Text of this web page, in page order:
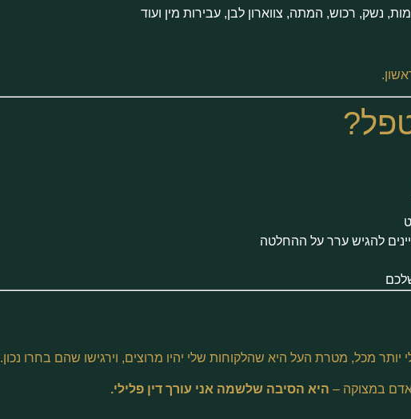
נשק, רכוש, המתה, צווארון לבן, עבירות מין ועוד
להגיש ערר על ההחלטה
מכל, מטרת העל היא שהלקוחות שלי יהיו מרוצים, וירגישו שהם בחרו נכון.
במצוקה – היא הסיבה שלשמה אני עורך דין פלילי.